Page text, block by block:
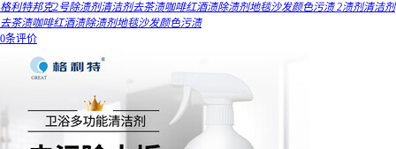
格利特邦克2号除渍剂清洁剂去茶渍咖啡红酒渍除渍剂地毯沙发颜色污渍 2渍剂清洁剂
去茶渍咖啡红酒渍除渍剂地毯沙发颜色污渍
0条评价